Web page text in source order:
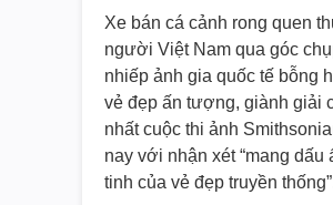
Xe bán cá cảnh rong quen
người Việt Nam qua góc
nhiếp ảnh gia quốc tế bỗng
vẻ đẹp ấn tượng, giành giải
nhất cuộc thi ảnh
nay với nhận xét “mang dấu
tinh của vẻ đẹp truyền